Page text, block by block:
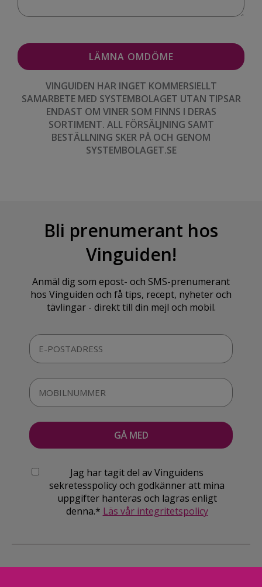
VINGUIDEN HAR INGET KOMMERSIELLT
SAMARBETE MED SYSTEMBOLAGET UTAN TIPSAR
ENDAST OM VINER SOM FINNS I DERAS
SORTIMENT. ALL FÖRSÄLJNING SAMT
BESTÄLLNING SKER PÅ OCH GENOM
SYSTEMBOLAGET.SE
Bli prenumerant hos
Vinguiden!
Anmäl dig som epost- och SMS-prenumerant
hos Vinguiden och få tips, recept, nyheter och
tävlingar - direkt till din mejl och mobil.
Jag har tagit del av Vinguidens
sekretesspolicy och godkänner att mina
uppgifter hanteras och lagras enligt
denna.* Läs vår integritetspolicy